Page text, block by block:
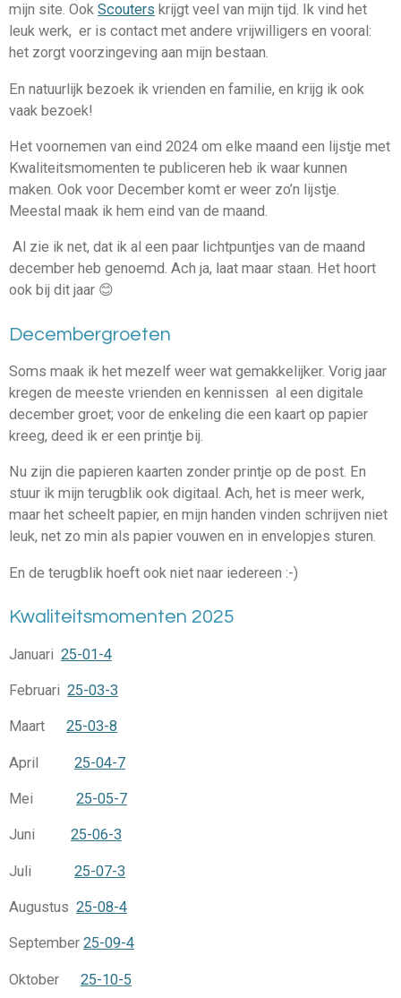
mijn site. Ook Scouters krijgt veel van mijn tijd. Ik vind het
leuk werk, er is contact met andere vrijwilligers en vooral:
het zorgt voorzingeving aan mijn bestaan.
En natuurlijk bezoek ik vrienden en familie, en krijg ik ook
vaak bezoek!
Het voornemen van eind 2024 om elke maand een lijstje met
Kwaliteitsmomenten te publiceren heb ik waar kunnen
maken. Ook voor December komt er weer zo’n lijstje.
Meestal maak ik hem eind van de maand.
Al zie ik net, dat ik al een paar lichtpuntjes van de maand
december heb genoemd. Ach ja, laat maar staan. Het hoort
ook bij dit jaar 😊
Decembergroeten
Soms maak ik het mezelf weer wat gemakkelijker. Vorig jaar
kregen de meeste vrienden en kennissen al een digitale
december groet; voor de enkeling die een kaart op papier
kreeg, deed ik er een printje bij.
Nu zijn die papieren kaarten zonder printje op de post. En
stuur ik mijn terugblik ook digitaal. Ach, het is meer werk,
maar het scheelt papier, en mijn handen vinden schrijven niet
leuk, net zo min als papier vouwen en in envelopjes sturen.
En de terugblik hoeft ook niet naar iedereen :-)
Kwaliteitsmomenten 2025
Januari 25-01-4
Februari 25-03-3
Maart 25-03-8
April 25-04-7
Mei 25-05-7
Juni 25-06-3
Juli 25-07-3
Augustus 25-08-4
September 25-09-4
Oktober 25-10-5